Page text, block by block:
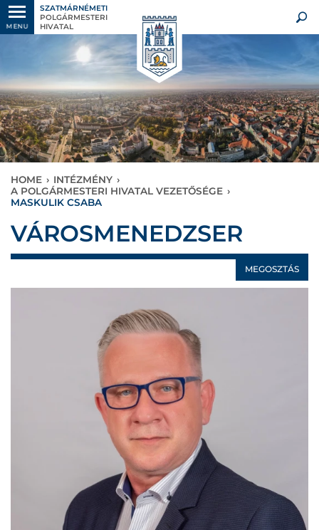
MENU
SZATMÁRNÉMETI
POLGÁRMESTERI
HIVATAL
HOME › INTÉZMÉNY ›
A POLGÁRMESTERI HIVATAL VEZETŐSÉGE ›
MASKULIK CSABA
VÁROSMENEDZSER
MEGOSZTÁS